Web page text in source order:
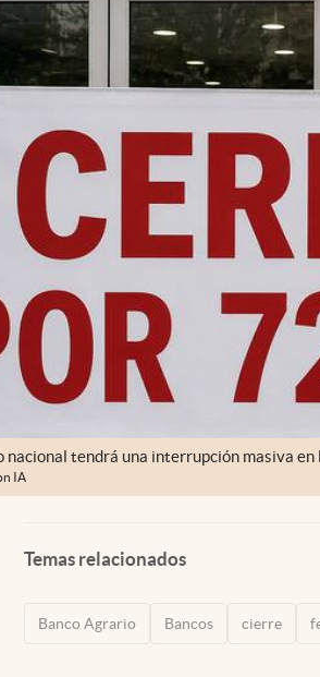
nacional tendrá una interrupción masiva
IA
Temas relacionados
Banco Agrario Bancos cierre